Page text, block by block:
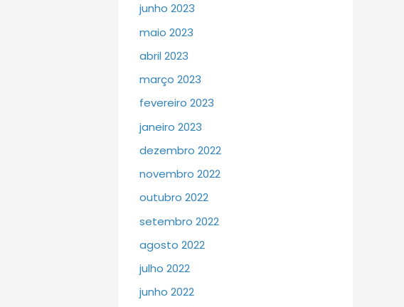
junho 2023
maio 2023
abril 2023
março 2023
fevereiro 2023
janeiro 2023
dezembro 2022
novembro 2022
outubro 2022
setembro 2022
agosto 2022
julho 2022
junho 2022